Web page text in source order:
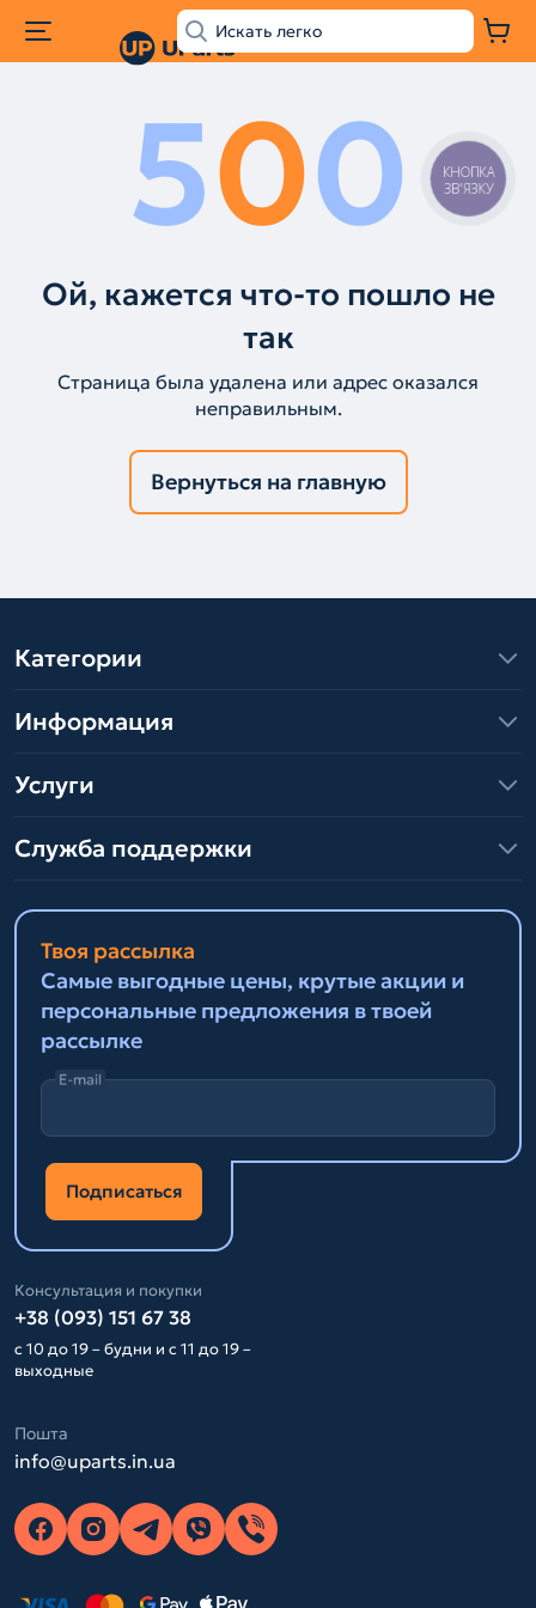
500
Ой, кажется что-то пошло не
так
Страница была удалена или адрес оказался
неправильным.
Вернуться на главную
Категории
Информация
Услуги
Служба поддержки
Твоя рассылка
Самые выгодные цены, крутые акции и
персональные предложения в твоей
рассылке
E-mail
Подписаться
Консультация и покупки
+38 (093) 151 67 38
с 10 до 19 – будни и с 11 до 19 –
выходные
Пошта
info@uparts.in.ua
КНОПКА
ЗВ'ЯЗКУ